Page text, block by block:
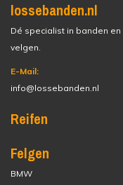
lossebanden.nl
Dé specialist in banden en
velgen.
E-Mail:
info@lossebanden.nl
Reifen
Felgen
BMW